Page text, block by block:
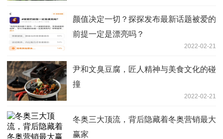
颜值决定一切？探探发布最新话题被爱的
前提一定是漂亮吗？
2022-02-21
尹和文臭豆腐，匠人精神与美食文化的碰
撞
2022-02-21
冬奥三大顶流，背后隐藏着冬奥营销最大
赢家